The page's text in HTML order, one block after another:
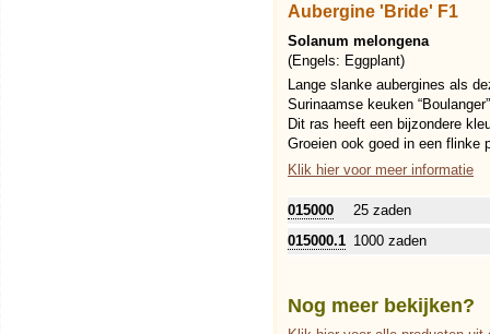
Aubergine 'Bride' F1
Solanum melongena
(Engels: Eggplant)
Lange slanke aubergines als
Surinaamse keuken
Dit ras heeft een bijzondere
Groeien ook goed in een flinke
Klik hier voor meer informatie
015000
25 zaden
015000.1 1000 zaden
Nog meer bekijken?